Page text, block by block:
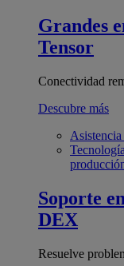
Grandes
Tensor
Conectividad
Descubre más
Soporte
DEX
Resuelve